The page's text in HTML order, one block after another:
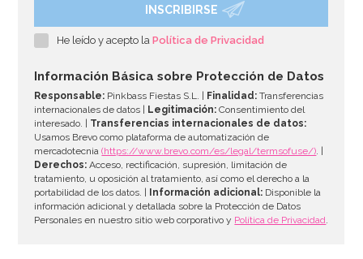
Boquilla PME Supatube Nº 2
AÑADIR
INSCRIBIRSE
He leído y acepto laPolítica de Privacidad
Información Básica sobre Protección de Datos
Responsable: Pinkbass Fiestas S.L. | Finalidad: Transferencias
internacionales de datos |
Legitimación: Consentimiento del
interesado. | Transferencias internacionales de datos:
Usamos Brevo como plataforma de automatización de
mercadotecnia(https://www.brevo.com/es/legal/termsofuse/). |
Derechos: Acceso, rectificación, supresión, limitación de
tratamiento, u oposición al tratamiento, así como el derecho a la
portabilidad de los datos. |
Información adicional: Disponible la
información adicional y detallada sobre la Protección de Datos
Personales en nuestro sitio web corporativo y Política de Privacidad.